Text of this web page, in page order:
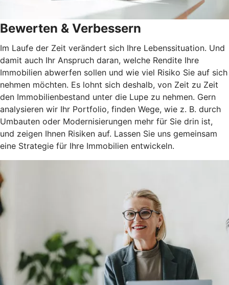
Bewerten & Verbessern
Im Laufe der Zeit verändert sich Ihre Lebenssituation. Und
damit auch Ihr Anspruch daran, welche Rendite Ihre
Immobilien abwerfen sollen und wie viel Risiko Sie auf sich
nehmen möchten. Es lohnt sich deshalb, von Zeit zu Zeit
den Immobilienbestand unter die Lupe zu nehmen. Gern
analysieren wir Ihr Portfolio, finden Wege, wie z. B. durch
Umbauten oder Modernisierungen mehr für Sie drin ist,
und zeigen Ihnen Risiken auf. Lassen Sie uns gemeinsam
eine Strategie für Ihre Immobilien entwickeln.